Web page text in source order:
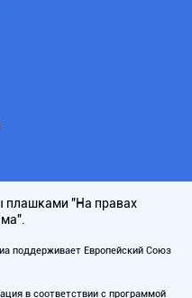
плашками "На правах
поддерживает Европейский Союз
в соответствии с программой